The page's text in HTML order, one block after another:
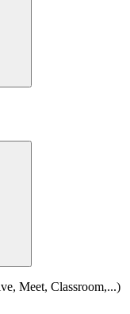
Meet, Classroom,...)